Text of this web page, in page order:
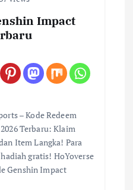
Impact
– Kode Redeem
Terbaru: Klaim
Item Langka! Para
gratis! HoYoverse
Genshin Impact